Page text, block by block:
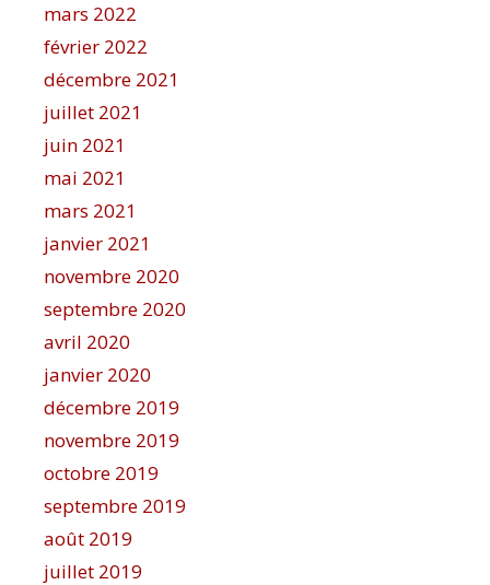
mars 2022
février 2022
décembre 2021
juillet 2021
juin 2021
mai 2021
mars 2021
janvier 2021
novembre 2020
septembre 2020
avril 2020
janvier 2020
décembre 2019
novembre 2019
octobre 2019
septembre 2019
août 2019
juillet 2019